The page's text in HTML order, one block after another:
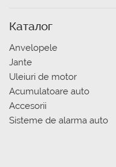
Каталог
Anvelopele
Jante
Uleiuri de motor
Acumulatoare auto
Accesorii
Sisteme de alarma auto